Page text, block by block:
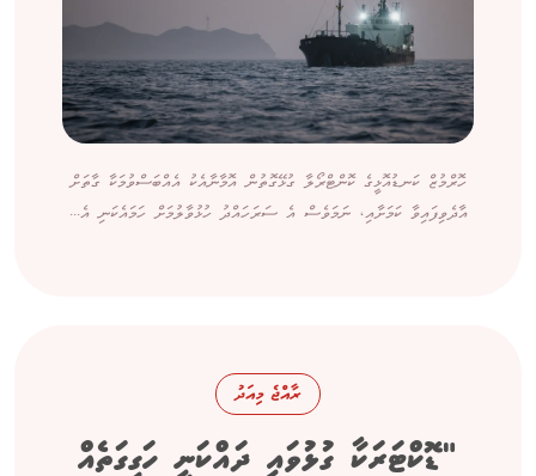
ހޮރްމުޒް ކަނޑުއޮޅީގެ ކޮންޓްރޯލާ ގުޅޭގޮތުން އޮމާނާއެކު އެއްބަސްވުމަކާ ގާތަށް
އާދެވިފައިވާ ކަމަށާއި، ނަމަވެސް އެ ސަރަހައްދު ހުޅުވާލުމަށް ހަމައެކަނި އެ...
ރާއްޖެ މިއަދު
"ޑޮކްޓަރަކާ ގުޅުވައި ދައްކަނީ ހަގީގަތެއް